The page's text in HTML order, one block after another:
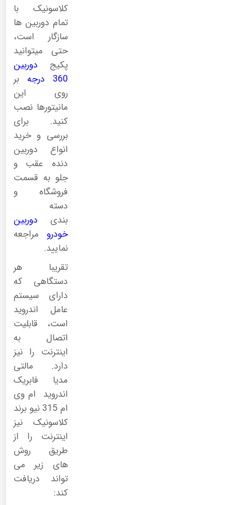
کلاسونیک با
تمام دوربین ها
سازگار است،
حتی میتوانید
پکیج دوربین
360 درجه
بر
روی این
مانیتورها نصب
کنید. برای
بررسی و خرید
انواع دوربین
دنده عقب و
جلو به قسمت
فروشگاه و
دسته
بندی دوربین
خودرو مراجعه
نمایید.
تقریبا هر
دستگاهی که
دارای سیستم
عامل اندروید
است، قابلیت
اتصال به
اینترنت را نیز
دارد. مالتی
مدیا فابریک
اندروید ام وی
ام 315 نیو برند
کلاسونیک نیز
اینترنت را از
طریق روش
های زیر می
تواند دریافت
کند: